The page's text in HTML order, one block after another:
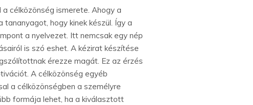
célközönség ismerete. Ahogy a
hogy kinek készül. Így a
a nyelvezet. Itt nemcsak egy nép
is szó eshet. A kézirat készítése
érezze magát. Ez az érzés
A célközönség egyéb
a célközönségben a személyre
formája lehet, ha a kiválasztott